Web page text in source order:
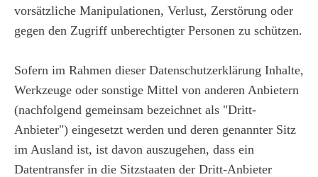
vorsätzliche Manipulationen, Verlust, Zerstörung oder
gegen den Zugriff unberechtigter Personen zu schützen.
Sofern im Rahmen dieser Datenschutzerklärung Inhalte,
Werkzeuge oder sonstige Mittel von anderen Anbietern
(nachfolgend gemeinsam bezeichnet als "Dritt-
Anbieter") eingesetzt werden und deren genannter Sitz
im Ausland ist, ist davon auszugehen, dass ein
Datentransfer in die Sitzstaaten der Dritt-Anbieter